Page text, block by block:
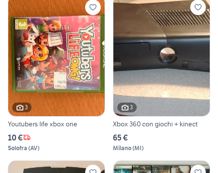
3
Youtubers life xbox one
10 €
Solofra (AV)
3
Xbox 360 con giochi + kinect
65 €
Milano(MI)